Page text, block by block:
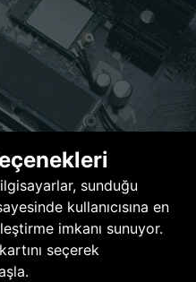
sunduğu
kullanıcısına en
imkanı sunuyor.
seçerek